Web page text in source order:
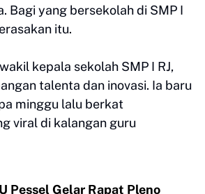
Bagi yang bersekolah di SMP I
itu.
kepala sekolah SMP I RJ,
talenta dan inovasi. Ia baru
minggu lalu berkat
viral di kalangan guru
Pessel Gelar Rapat Pleno